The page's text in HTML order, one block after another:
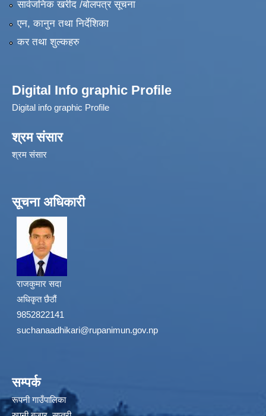
सार्वजनिक खरीद /बोलपत्र सूचना
एन, कानुन तथा निर्देशिका
कर तथा शुल्कहरु
Digital Info graphic Profile
Digital info graphic Profile
श्रम संसार
श्रम संसार
सूचना अधिकारी
राजकुमार सदा
अधिकृत छैठौं
9852822141
suchanaadhikari@rupanimun.gov.np
सम्पर्क
रूपनी गाउँपालिका